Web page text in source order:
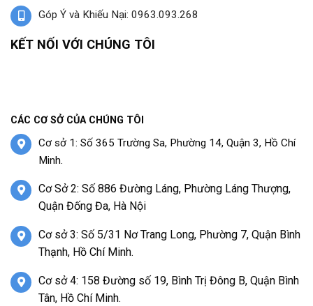
Góp Ý và Khiếu Nại: 0963.093.268
KẾT NỐI VỚI CHÚNG TÔI
CÁC CƠ SỞ CỦA CHÚNG TÔI
Cơ sở 1: Số 365 Trường Sa, Phường 14, Quận 3, Hồ Chí
Minh.
Cơ Sở 2: Số 886 Đường Láng, Phường Láng Thượng,
Quận Đống Đa, Hà Nội
Cơ sở 3: Số 5/31 Nơ Trang Long, Phường 7, Quận Bình
Thạnh, Hồ Chí Minh.
Cơ sở 4: 158 Đường số 19, Bình Trị Đông B, Quận Bình
Tân, Hồ Chí Minh.